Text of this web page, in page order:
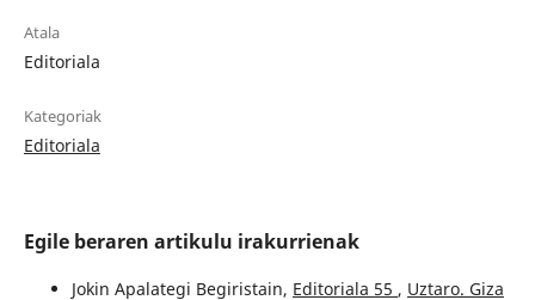
Atala
Editoriala
Kategoriak
Editoriala
Egile beraren artikulu irakurrienak
Jokin Apalategi Begiristain, Editoriala 55 , Uztaro. Giza